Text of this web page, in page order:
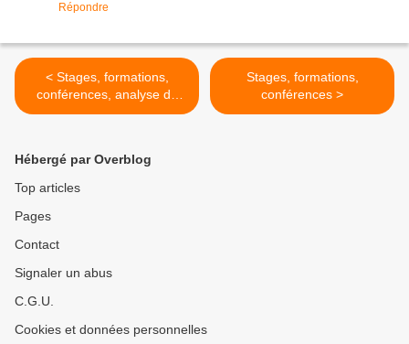
Répondre
< Stages, formations,
conférences, analyse de
pratique
Stages, formations,
conférences >
Hébergé par Overblog
Top articles
Pages
Contact
Signaler un abus
C.G.U.
Cookies et données personnelles